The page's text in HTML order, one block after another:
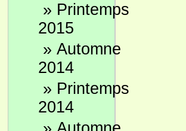
» Printemps
2015
» Automne
2014
» Printemps
2014